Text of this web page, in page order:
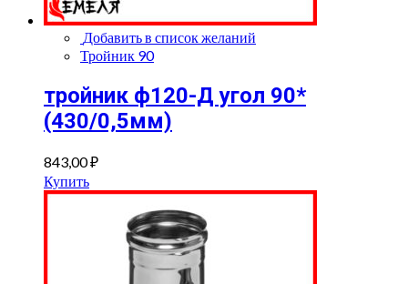
Добавить в список желаний
Тройник 90
тройник ф120-Д угол 90*
(430/0,5мм)
843,00₽
Купить